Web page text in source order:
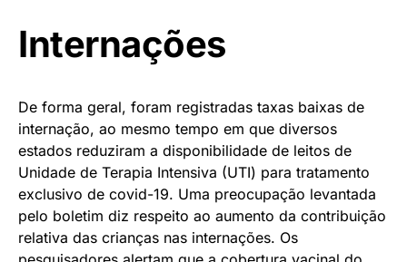
Internações
De forma geral, foram registradas taxas baixas de
internação, ao mesmo tempo em que diversos
estados reduziram a disponibilidade de leitos de
Unidade de Terapia Intensiva (UTI) para tratamento
exclusivo de covid-19. Uma preocupação levantada
pelo boletim diz respeito ao aumento da contribuição
relativa das crianças nas internações. Os